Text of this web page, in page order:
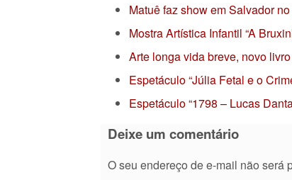
Matuê faz show em Salvador
Mostra Artística Infantil “A
Arte longa vida breve, novo
Espetáculo “Júlia Fetal e o
Espetáculo “1798 – Lucas
Deixe um comentário
O seu endereço de e-mail não será